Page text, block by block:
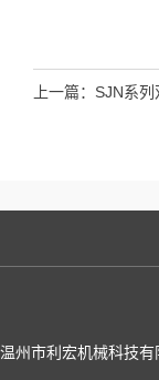
上一篇： SJN系
温州市利宏机械科技